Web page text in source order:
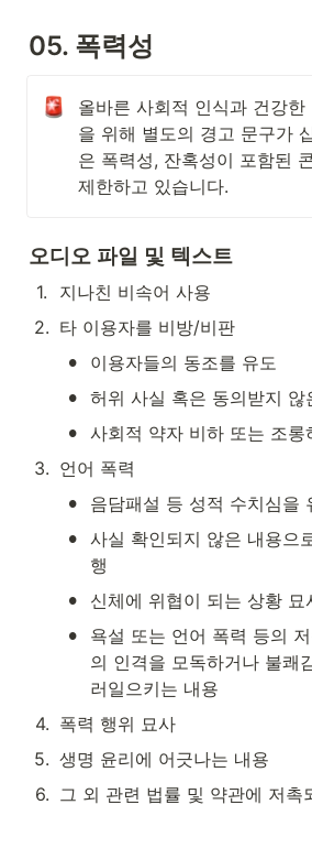
05. 폭력성
올바른 사회적 인식과 건강한
을 위해 별도의 경고 문구가
은 폭력성, 잔혹성이 포함된
제한하고 있습니다.
오디오 파일 및 텍스트
1.
지나친 비속어 사용
2. 타 이용자를 비방/비판
• 이용자들의 동조를 유도
• 허위 사실 혹은 동의받지
• 사회적 약자 비하 또는 조롱
3. 언어 폭력
• 음담패설 등 성적 수치심을
• 사실 확인되지 않은 내용으
행
• 신체에 위협이 되는 상황 묘
•
욕설 또는 언어 폭력 등의
의 인격을 모독하거나 불쾌
러일으키는 내용
4. 폭력 행위 묘사
5. 생명 윤리에 어긋나는 내용
6. 그 외 관련 법률 및 약관에 저촉